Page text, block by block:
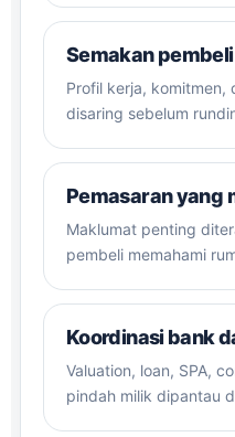
Semakan
Profil kerja, komitmen,
disaring sebelum
Pemasaran yang
Maklumat penting
pembeli memahami
Koordinasi bank
Valuation, loan, SPA,
pindah milik dipantau